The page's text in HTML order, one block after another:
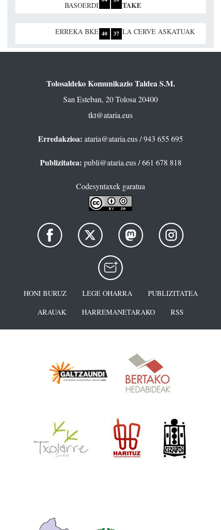
BASOERDI
TAKE
ERREKA BKE 40 37 LA CERVE ASKATUAK
Tolosaldeko Komunikazio Taldea S.M.
San Esteban, 20 Tolosa 20400
tkt@ataria.eus
Erredakzioa: ataria@ataria.eus/ 943 655 695
Publizitatea: publi@ataria.eus/ 661 678 818
Codesyntaxek garatua
HONI BURUZ LEGE OHARRA
PUBLIZITATEA
ARAUAK
HARREMANETARAKO RSS